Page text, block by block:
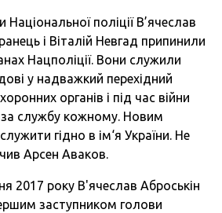
поліції В’ячеслав
і Віталій Невгад припинили
Нацполіції. Вони служили
у надважкий перехідний
органів і під час війни
службу кожному. Новим
гідно в ім‘я України. Не
Арсен Аваков.
2017 року В'ячеслав Аброськін
заступником голови